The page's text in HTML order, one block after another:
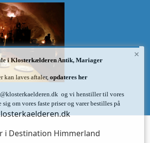
×
i Klosterkælderen Antik, Mariager
kan laves aftaler, opdateres her
og vi henstiller til vores
sig om vores faste priser og varer bestilles på
i Destination Himmerland